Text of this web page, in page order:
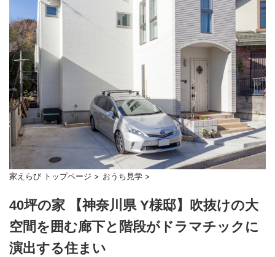
家えらび トップページ > おうち見学 >
40坪の家 【神奈川県 Y様邸】吹抜けの大
空間を囲む廊下と階段がドラマチックに
演出する住まい